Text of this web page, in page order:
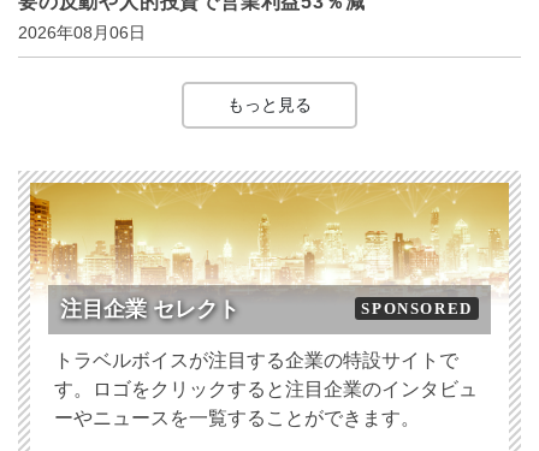
2026年08月06日
もっと見る
注目企業 セレクト SPONSORED
トラベルボイスが注目する企業の特設サイトで
す。ロゴをクリックすると注目企業のインタビュ
ーやニュースを一覧することができます。